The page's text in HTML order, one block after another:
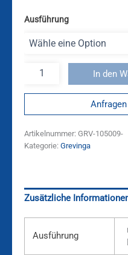
Ausführung
In den
Anfragen
Artikelnummer: GRV-105009-
Kategorie: Grevinga
Zusätzliche
Ausführung